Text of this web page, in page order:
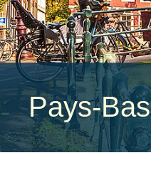
Pays-Bas